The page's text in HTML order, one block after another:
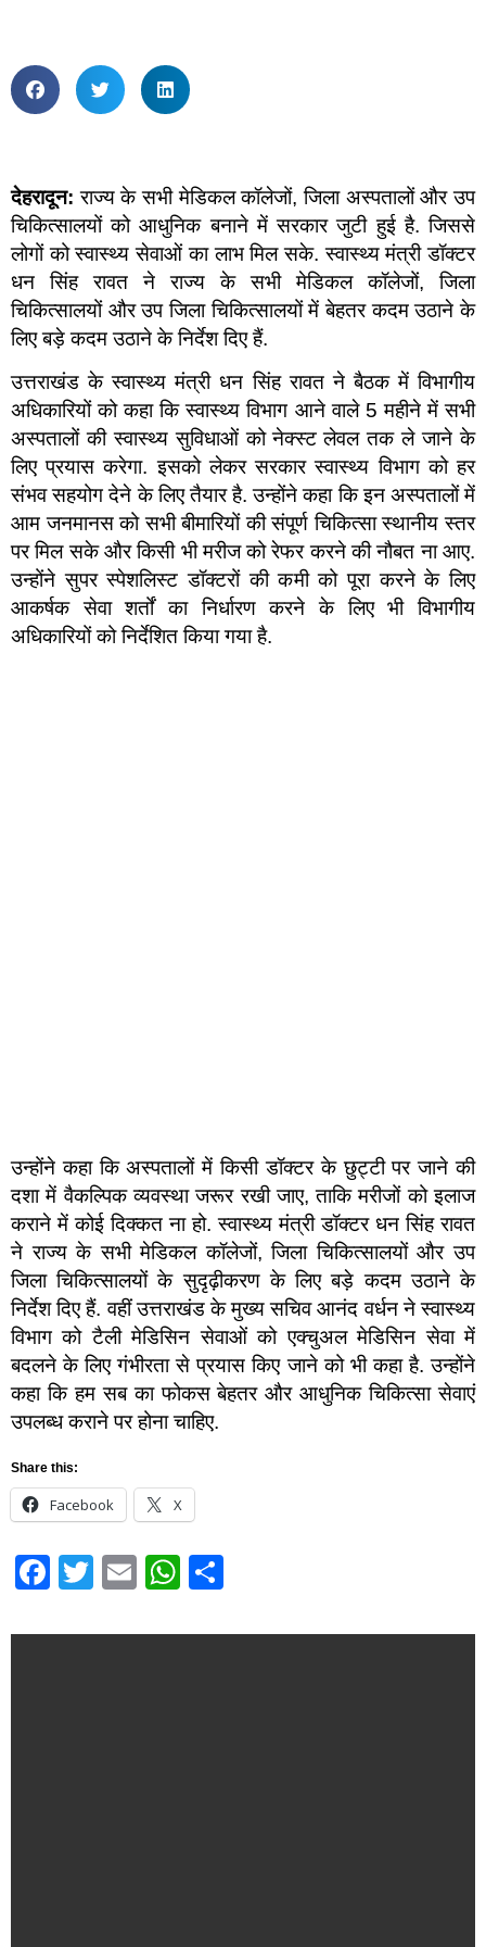
देहरादून: राज्य के सभी मेडिकल कॉलेजों, जिला अस्पतालों और उप
चिकित्सालयों को आधुनिक बनाने में सरकार जुटी हुई है. जिससे
लोगों को स्वास्थ्य सेवाओं का लाभ मिल सके. स्वास्थ्य मंत्री डॉक्टर
धन सिंह रावत ने राज्य के सभी मेडिकल कॉलेजों, जिला
चिकित्सालयों और उप जिला चिकित्सालयों में बेहतर कदम उठाने के
लिए बड़े कदम उठाने के निर्देश दिए हैं.
उत्तराखंड के स्वास्थ्य मंत्री धन सिंह रावत ने बैठक में विभागीय
अधिकारियों को कहा कि स्वास्थ्य विभाग आने वाले 5 महीने में सभी
अस्पतालों की स्वास्थ्य सुविधाओं को नेक्स्ट लेवल तक ले जाने के
लिए प्रयास करेगा. इसको लेकर सरकार स्वास्थ्य विभाग को हर
संभव सहयोग देने के लिए तैयार है. उन्होंने कहा कि इन अस्पतालों में
आम जनमानस को सभी बीमारियों की संपूर्ण चिकित्सा स्थानीय स्तर
पर मिल सके और किसी भी मरीज को रेफर करने की नौबत ना आए.
उन्होंने सुपर स्पेशलिस्ट डॉक्टरों की कमी को पूरा करने के लिए
आकर्षक सेवा शर्तों का निर्धारण करने के लिए भी विभागीय
अधिकारियों को निर्देशित किया गया है.
उन्होंने कहा कि अस्पतालों में किसी डॉक्टर के छुट्टी पर जाने की
दशा में वैकल्पिक व्यवस्था जरूर रखी जाए, ताकि मरीजों को इलाज
कराने में कोई दिक्कत ना हो. स्वास्थ्य मंत्री डॉक्टर धन सिंह रावत
ने राज्य के सभी मेडिकल कॉलेजों, जिला चिकित्सालयों और उप
जिला चिकित्सालयों के सुदृढ़ीकरण के लिए बड़े कदम उठाने के
निर्देश दिए हैं. वहीं उत्तराखंड के मुख्य सचिव आनंद वर्धन ने स्वास्थ्य
विभाग को टैली मेडिसिन सेवाओं को एक्चुअल मेडिसिन सेवा में
बदलने के लिए गंभीरता से प्रयास किए जाने को भी कहा है. उन्होंने
कहा कि हम सब का फोकस बेहतर और आधुनिक चिकित्सा सेवाएं
उपलब्ध कराने पर होना चाहिए.
Share this:
Facebook X
Facebook
Twitter
EmailWhatsApp